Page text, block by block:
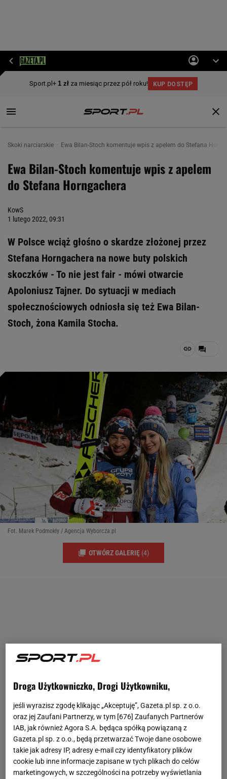
Skoki narciarskie Ewa Bilan-Stoch komentuje wpis z apelem do Stefana
Ewa Bilan-Stoch komentuje wpis z apelem
do Stefana Horngachera
KowS
1 lutego 2022, 09:31
W Polsce wciąż głośno o skardze złożonej przez
Stefana Horngachera na nowe buty polskich
skoczków - To nie jest fair - mówi otwarcie
Apoloniusz Tajner. Do sytuacji w mediach
społecznościowych odniosła się też Ewa Bilan-
Stoch, żona Kamila Stocha.
Fot. Marek Podmokły / Agencja Wyborcza.pl
OTWÓRZ GALERIĘ (4)
Droga Użytkowniczko, Drogi Użytkowniku,
jeśli wyrazisz zgodę klikając „Akceptuję”, Gazeta.pl sp. z o.o.
oraz jej Zaufani Partnerzy, w tym [676] Zaufanych Partnerów
IAB, jak również Agora S.A. będąca spółką powiązaną z
Gazeta.pl sp. z o.o., będą przetwarzać Twoje dane osobowe
takie jak adresy IP, adresy e-mail czy identyfikatory plików
cookie lub inne informacje zapisane w tych plikach do celów
marketingowych, w szczególności na potrzeby wyświetlania